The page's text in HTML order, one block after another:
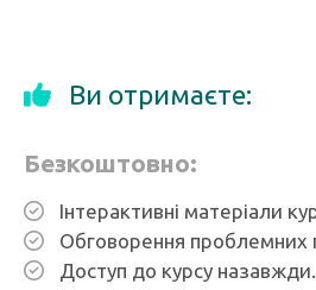
Ви отримаєте:
Безкоштовно:
Інтерактивні матеріали
Обговорення проблемних
Доступ до курсу назавжди.